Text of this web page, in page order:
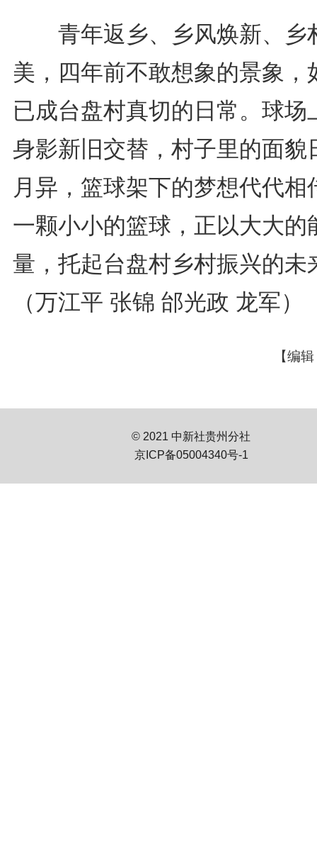
青年返乡、乡风焕新、乡
美，四年前不敢想象的景象，
已成台盘村真切的日常。球场
身影新旧交替，村子里的面貌
月异，篮球架下的梦想代代相
一颗小小的篮球，正以大大的
量，托起台盘村乡村振兴的未
（万江平 张锦 邰光政 龙军）
【编
© 2021 中新社贵州分社
京ICP备05004340号-1